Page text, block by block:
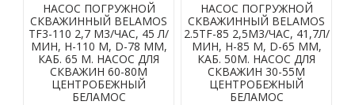
НАСОС ПОГРУЖНОЙ
СКВАЖИННЫЙ BELAMOS
TF3-110 2,7 М3/ЧАС, 45 Л/
МИН, Н-110 М, D-78 ММ,
КАБ. 65 М. НАСОС ДЛЯ
СКВАЖИН 60-80М
ЦЕНТРОБЕЖНЫЙ
БЕЛАМОС
НАСОС ПОГРУЖНОЙ
СКВАЖИННЫЙ BELAMOS
2.5TF-85 2,5М3/ЧАС, 41,7Л/
МИН, Н-85 М, D-65 ММ,
КАБ. 50М. НАСОС ДЛЯ
СКВАЖИН 30-55М
ЦЕНТРОБЕЖНЫЙ
БЕЛАМОС